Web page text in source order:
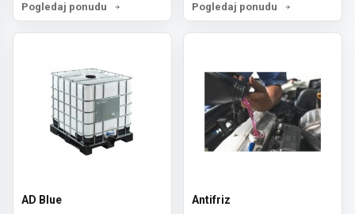
Pogledaj ponudu Pogledaj ponudu
AD Blue Antifriz